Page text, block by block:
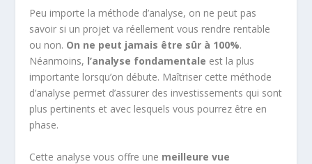
Peu importe la méthode d’analyse, on ne peut pas
savoir si un projet va réellement vous rendre rentable
ou non. On ne peut jamais être sûr à 100%.
Néanmoins, l’analyse fondamentale est la plus
importante lorsqu’on débute. Maîtriser cette méthode
d’analyse permet d’assurer des investissements qui sont
plus pertinents et avec lesquels vous pourrez être en
phase.
Cette analyse vous offre une meilleure vue